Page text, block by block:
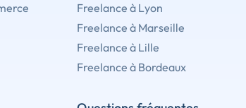
Freelance à Lyon
Freelance à Marseille
Freelance à Lille
Freelance à Bordeaux